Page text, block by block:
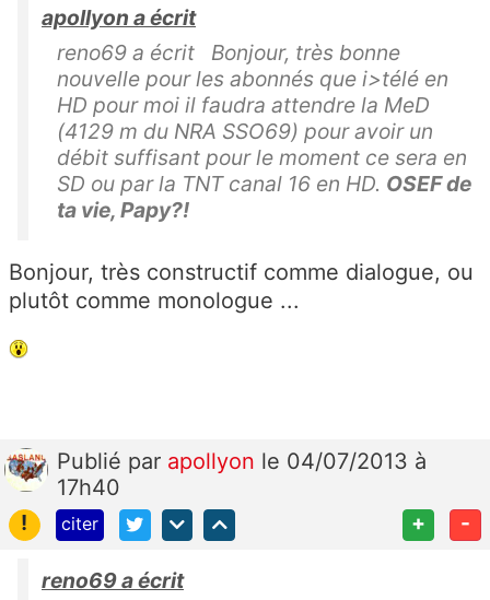
apollyon a écrit
reno69 a écrit Bonjour, très bonne
nouvelle pour les abonnés que i>télé en
HD pour moi il faudra attendre la MeD
(4129 m du NRA SSO69) pour avoir un
débit suffisant pour le moment ce sera en
SD ou par la TNT canal 16 en HD. OSEF de
ta vie, Papy?!
Bonjour, très constructif comme dialogue, ou
plutôt comme monologue ...
Publié par apollyon le 04/07/2013 à
17h40
!
citer + -
reno69 a écrit